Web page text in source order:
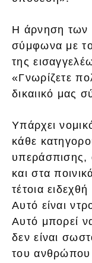
Η άρνηση των
σύμφωνα με
της
«Γνωρίζετε
δικαιικό μας
Υπάρχει
κάθε
υπεράσπισης,
και στα
τέτοια
Αυτό είναι
Αυτό μπορεί
δεν είναι
του